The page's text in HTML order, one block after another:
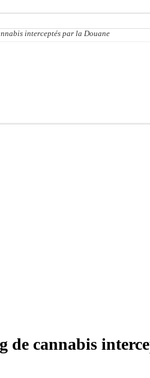
interceptés par la Douane
de cannabis